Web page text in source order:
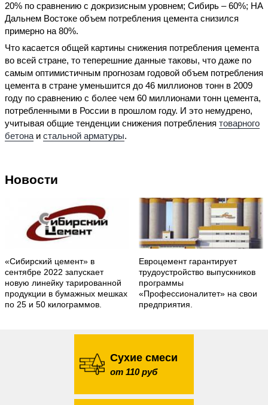
20% по сравнению с докризисным уровнем; Сибирь – 60%; НА
Дальнем Востоке объем потребления цемента снизился
примерно на 80%.
Что касается общей картины снижения потребления цемента
во всей стране, то теперешние данные таковы, что даже по
самым оптимистичным прогнозам годовой объем потребления
цемента в стране уменьшится до 46 миллионов тонн в 2009
году по сравнению с более чем 60 миллионами тонн цемента,
потребленными в России в прошлом году. И это немудрено,
учитывая общие тенденции снижения потребления товарного
бетона и стальной арматуры.
Новости
«Сибирский цемент» в
сентябре 2022 запускает
новую линейку тарированной
продукции в бумажных мешках
по 25 и 50 килограммов.
Евроцемент гарантирует
трудоустройство выпускников
программы
«Профессионалитет» на свои
предприятия.
Сухие смеси
от 110 руб